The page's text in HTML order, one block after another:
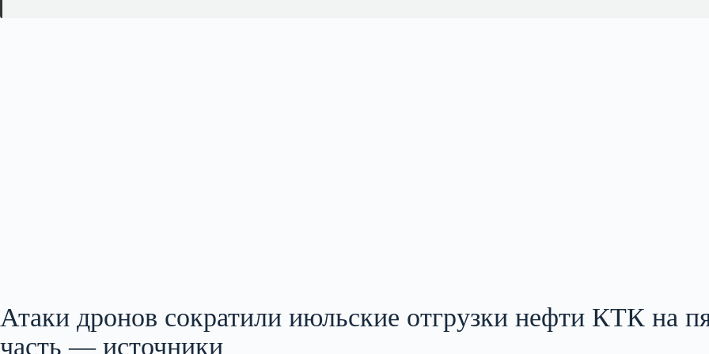
Атаки дронов сократили июльские отгрузки нефти КТК на
часть — источники